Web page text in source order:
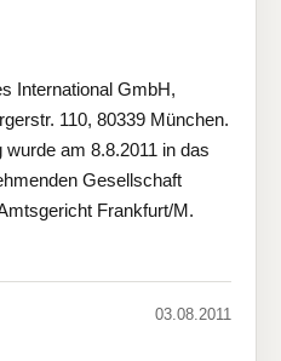
International GmbH,
110, 80339 München.
am 8.8.2011 in das
Gesellschaft
Frankfurt/M.
03.08.2011